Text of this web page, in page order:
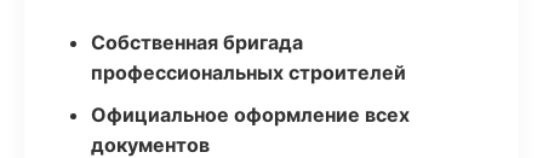
Собственная бригада
профессиональных строителей
Официальное оформление всех
документов